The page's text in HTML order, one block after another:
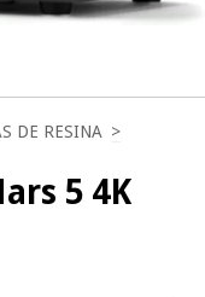
DE RESINA >
5 4K